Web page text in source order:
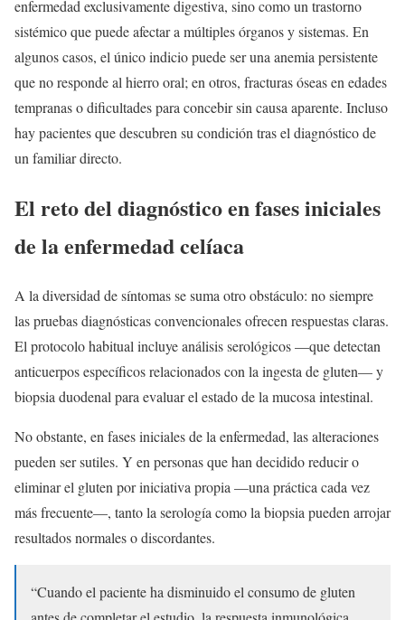
enfermedad exclusivamente digestiva, sino como un trastorno
sistémico que puede afectar a múltiples órganos y sistemas. En
algunos casos, el único indicio puede ser una anemia persistente
que no responde al hierro oral; en otros, fracturas óseas en edades
tempranas o dificultades para concebir sin causa aparente. Incluso
hay pacientes que descubren su condición tras el diagnóstico de
un familiar directo.
El reto del diagnóstico en fases iniciales
de la enfermedad celíaca
A la diversidad de síntomas se suma otro obstáculo: no siempre
las pruebas diagnósticas convencionales ofrecen respuestas claras.
El protocolo habitual incluye análisis serológicos —que detectan
anticuerpos específicos relacionados con la ingesta de gluten— y
biopsia duodenal para evaluar el estado de la mucosa intestinal.
No obstante, en fases iniciales de la enfermedad, las alteraciones
pueden ser sutiles. Y en personas que han decidido reducir o
eliminar el gluten por iniciativa propia —una práctica cada vez
más frecuente—, tanto la serología como la biopsia pueden arrojar
resultados normales o discordantes.
“Cuando el paciente ha disminuido el consumo de gluten